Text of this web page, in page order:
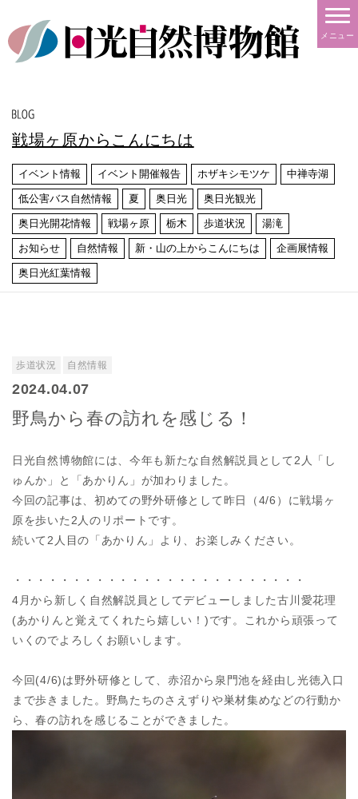
メニュー
戦場ヶ原からこんにちは
イベント情報 イベント開催報告 ホザキシモツケ 中禅寺湖
低公害バス自然情報 夏 奥日光 奥日光観光
奥日光開花情報 戦場ヶ原 栃木 歩道状況 湯滝
お知らせ 自然情報 新・山の上からこんにちは 企画展情報
奥日光紅葉情報
歩道状況 自然情報
2024.04.07
野鳥から春の訪れを感じる！
日光自然博物館には、今年も新たな自然解説員として2人「し
ゅんか」と「あかりん」が加わりました。
今回の記事は、初めての野外研修として昨日（4/6）に戦場ヶ
原を歩いた2人のリポートです。
続いて2人目の「あかりん」より、お楽しみください。
・・・・・・・・・・・・・・・・・・・・・・・・・
4月から新しく自然解説員としてデビューしました古川愛花理
(あかりんと覚えてくれたら嬉しい！)です。これから頑張って
いくのでよろしくお願いします。
今回(4/6)は野外研修として、赤沼から泉門池を経由し光徳入口
まで歩きました。野鳥たちのさえずりや巣材集めなどの行動か
ら、春の訪れを感じることができました。